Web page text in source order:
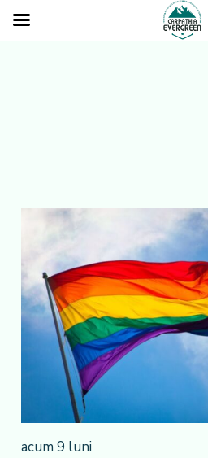
acum 9 luni